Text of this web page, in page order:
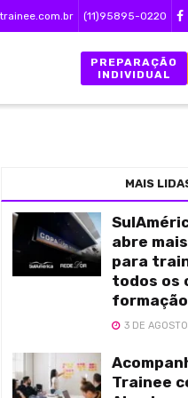
(11)95895-0220
PREPARAÇÃO
INDIVIDUAL
MAIS
abre
para
todos os
formação
3 DE
Trainee